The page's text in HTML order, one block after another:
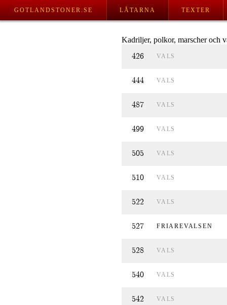
GOTLANDSTONER.SE LÅTARNA TEXTER
Kadriljer, polkor, marscher och
426 VALS
444 VALS
487 VALS
499 VALS
505 VALS
510 VALS
522 VALS
527 FRIAREVALSEN
528 VALS
540 VALS
542 VALS